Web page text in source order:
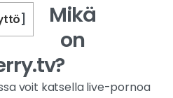
]
Mikä
on
voit katsella live-pornoa